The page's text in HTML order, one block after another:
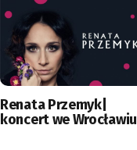
Renata Przemyk|
koncert we Wrocławiu